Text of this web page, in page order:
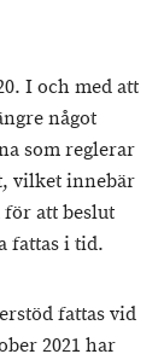
I och med att
något
som reglerar
vilket innebär
för att beslut
fattas i tid.
fattas vid
2021 har